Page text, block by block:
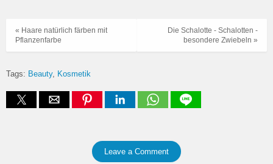
Die Schalotte - Schalotten -
besondere Zwiebeln »
« Haare natürlich färben mit
Pflanzenfarbe
Tags: Beauty Kosmetik
Leave a Comment